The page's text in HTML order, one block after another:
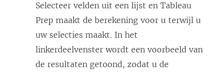
Selecteer velden uit een lijst en Tableau
Prep maakt de berekening voor u terwijl u
uw selecties maakt. In het
linkerdeelvenster wordt een voorbeeld van
de resultaten getoond, zodat u de